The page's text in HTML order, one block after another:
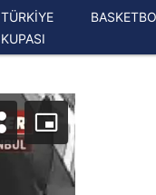
TÜRKİYE
KUPASI